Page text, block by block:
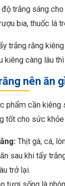
trắng sáng cho
bia, thuốc lá
trắng răng
kiêng càng lâu
nên ăn
phẩm cần
tốt cho sức
Thịt gà, cá,
sau khi tẩy
trở lại.